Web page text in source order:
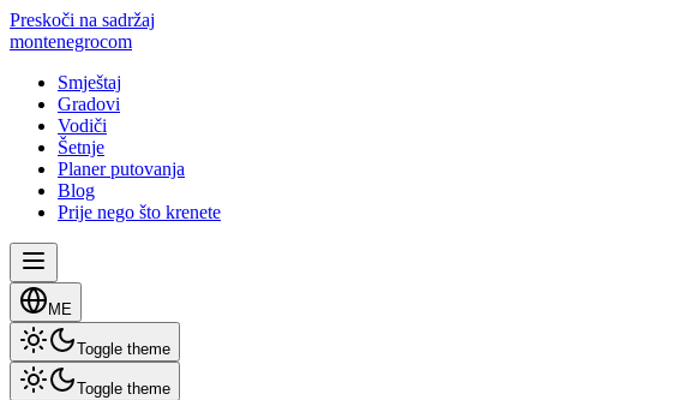
Preskoči na sadržaj
montenegrocom
Smještaj
Gradovi
Vodiči
Šetnje
Planer putovanja
Blog
Prije nego što krenete
ME
Toggle theme
Toggle theme